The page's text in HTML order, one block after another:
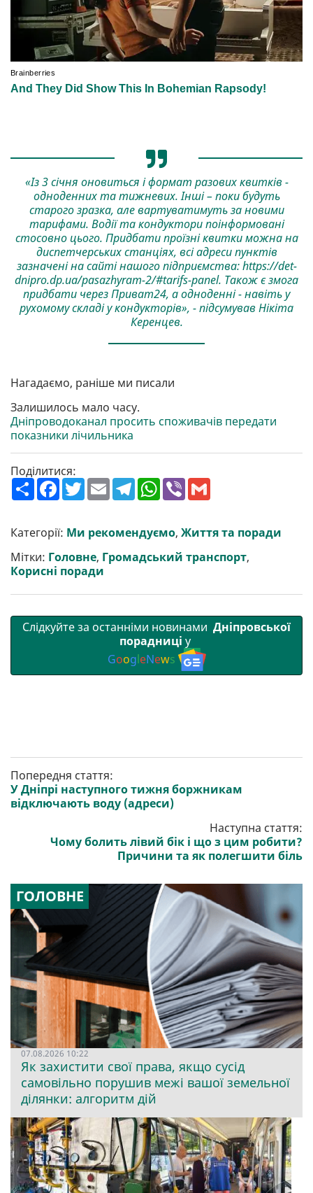
«Із 3 січня оновиться і формат разових квитків -
одноденних та тижневих. Інші – поки будуть
старого зразка, але вартуватимуть за новими
тарифами. Водії та кондуктори поінформовані
стосовно цього. Придбати проїзні квитки можна на
диспетчерських станціях, всі адреси пунктів
зазначені на сайті нашого підприємства: https://det-
dnipro.dp.ua/pasazhyram-2/#tarifs-panel. Також є змога
придбати через Приват24, а одноденні - навіть у
рухомому складі у кондукторів», - підсумував Нікіта
Керенцев.
Нагадаємо, раніше ми писали
Залишилось мало часу.
Дніпроводоканал просить споживачів передати
показники лічильника
Поділитися:
П
о
р
и
т
и
F
a
b
o
o
k
T
w
e
r
E
m
l
T
e
g
r
a
m
W
h
s
A
p
p
V
r l
Категорії: Ми рекомендуємо, Життя та поради
Мітки: Головне, Громадський транспорт,
Корисні поради
Слідкуйте за останніми новинами Дніпровської
порадниці у
GoogleNews
Попередня стаття:
У Дніпрі наступного тижня боржникам
відключають воду (адреси)
Наступна стаття:
Чому болить лівий бік і що з цим робити?
Причини та як полегшити біль
ГОЛОВНЕ
07.08.2026 10:22
Як захистити свої права, якщо сусід
самовільно порушив межі вашої земельної
ділянки: алгоритм дій